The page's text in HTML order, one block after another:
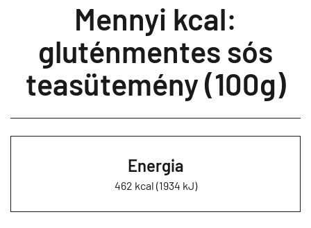
Mennyi kcal:
gluténmentes sós
teasütemény (100g)
Energia
462 kcal (1934 kJ)